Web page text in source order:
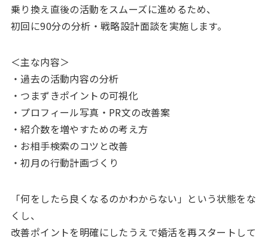
乗り換え直後の活動をスムーズに進めるため、
初回に90分の分析・戦略設計面談を実施します。
＜主な内容＞
・過去の活動内容の分析
・つまずきポイントの可視化
・プロフィール写真・PR文の改善案
・紹介数を増やすための考え方
・お相手検索のコツと改善
・初月の行動計画づくり
「何をしたら良くなるのかわからない」という状態をな
くし、
改善ポイントを明確にしたうえで婚活を再スタートして